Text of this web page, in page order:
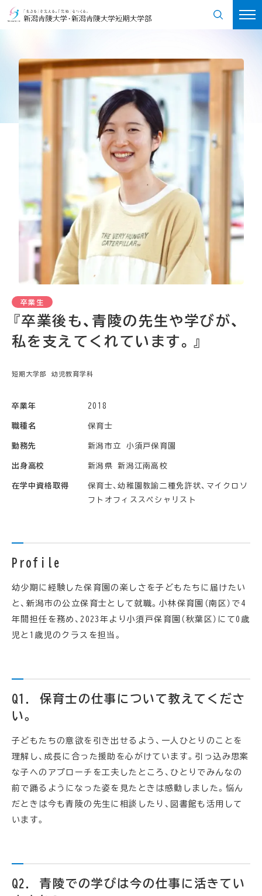
『卒業後も、青陵の先生や学びが、
私を支えてくれています。』
短期大学部 幼児教育学科
卒業年 2018
職種名 保育士
勤務先 新潟市立 小須戸保育園
出身高校 新潟県 新潟江南高校
在学中資格取得
保育士、幼稚園教諭二種免許状、マイクロソ
フトオフィススペシャリスト
Profile
幼少期に経験した保育園の楽しさを子どもたちに届けたい
と、新潟市の公立保育士として就職。小林保育園（南区）で4
年間担任を務め、2023年より小須戸保育園（秋葉区）にて0歳
児と1歳児のクラスを担当。
Q1. 保育士の仕事について教えてくださ
い。
子どもたちの意欲を引き出せるよう、一人ひとりのことを
理解し、成長に合った援助を心がけています。引っ込み思案
な子へのアプローチを工夫したところ、ひとりでみんなの
前で踊るようになった姿を見たときは感動しました。悩ん
だときは今も青陵の先生に相談したり、図書館も活用して
います。
Q2. 青陵での学びは今の仕事に活きてい